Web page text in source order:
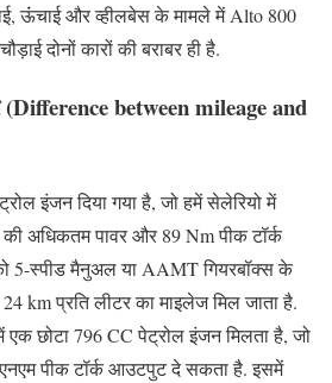
ऊंंचाई और व्हीलबेस के मामले में Alto 800
दोनों कारों की बराबर ही है.
between mileage and
इंजन दिया गया है, जो हमें सेलेरियो में
अधिकतम पावर और 89 Nm पीक टॉर्क
5-स्पीड मैनुअल या AAMT गियरबॉक्स के
km प्रति लीटर का माइलेज मिल जाता है.
छोटा 796 CC पेट्रोल इंजन मिलता है, जो
पीक टॉर्क आउटपुट दे सकता है. इसमें